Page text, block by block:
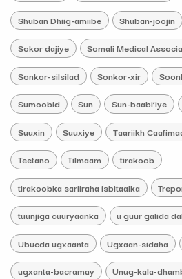
Shuban Dhiig-amiibe Shuban-joojin
Sokor dajiye Somali Medical
Sonkor-silsilad Sonkor-xir
Sumoobid Sun Sun-baabi’iye
Suuxin Suuxiye Taariikh
Teetano Tilmaam tirakoob
tirakoobka sariiraha isbitaalka
tuunjiga cuuryaanka u guur galida
Ubucda ugxaanta Ugxaan-sidaha
ugxanta-bacramay Unug-kala-